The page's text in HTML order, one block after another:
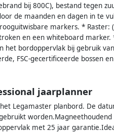
bij 800C), bestand tegen
de maanden en dagen in te
markers. * Raster:
en een whiteboard
het bordoppervlak bij gebruik
FSC-gecertificeerde bossen
jaarplanner
Legamaster planbord. De
met 25 jaar